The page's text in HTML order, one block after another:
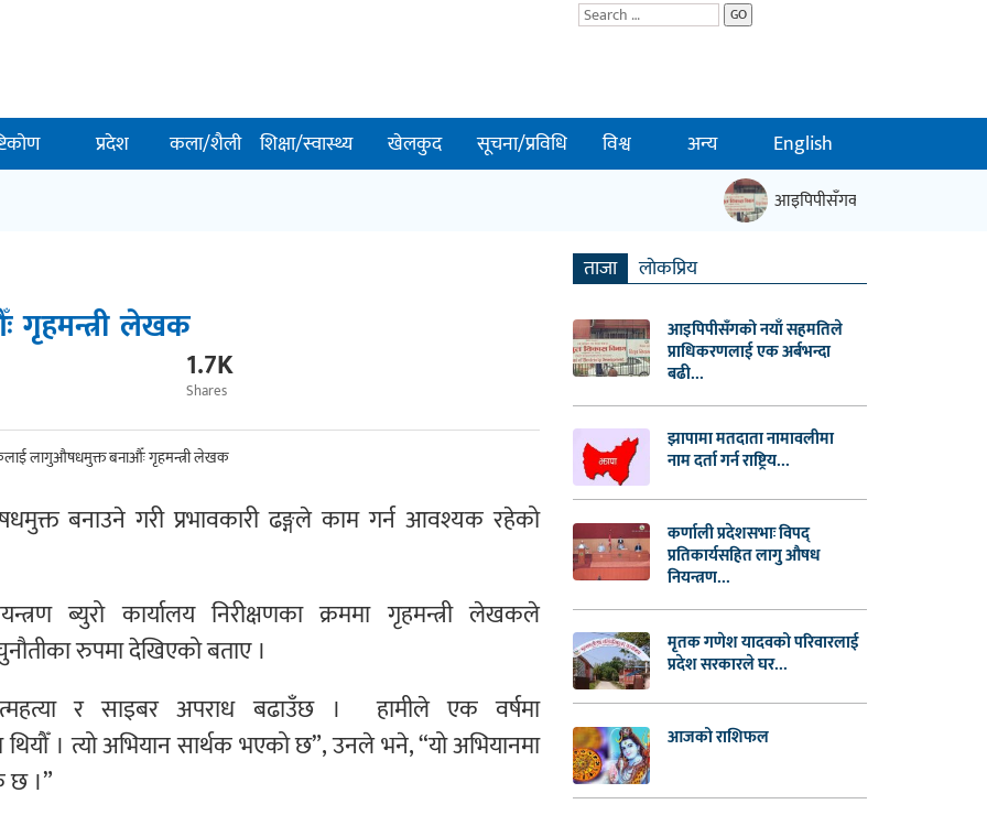
GO
प्रदेश कला/शैली शिक्षा/स्वास्थ्य खेलकुद सूचना/प्रविधि विश्व अन्य English
आइपिपीसँगको नयाँ सहमतिले
लेखक
1.7K
Shares
बनाउने गरी प्रभावकारी ढङ्गले काम गर्न आवश्यक रहेको
ब्युरो कार्यालय निरीक्षणका क्रममा गृहमन्त्री लेखकले
रुपमा देखिएको बताए ।
र साइबर अपराध बढाउँछ । हामीले एक वर्षमा
। त्यो अभियान सार्थक भएको छ”, उनले भने, “यो अभियानमा
।”
ताजा लाेकप्रिय
आइपिपीसँगको नयाँ सहमतिले
प्राधिकरणलाई एक अर्बभन्दा
बढी...
झापामा मतदाता नामावलीमा
नाम दर्ता गर्न राष्ट्रिय...
कर्णाली प्रदेशसभाः विपद्
प्रतिकार्यसहित लागु औषध
नियन्त्रण...
मृतक गणेश यादवको परिवारलाई
प्रदेश सरकारले घर...
आजको राशिफल